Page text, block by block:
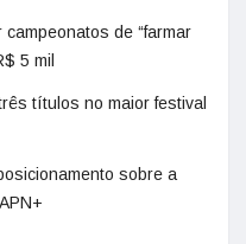
de “farmar
5 mil
títulos no maior festival
sobre a